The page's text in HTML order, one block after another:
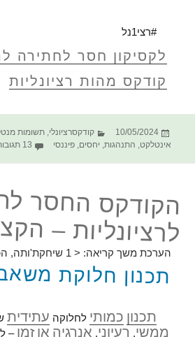
#רצי1נל
לקסיקון חסר לחתירה
קודקס מהות רציונליות
פורסם
בתאריך
10/05/2024 קטגוריות
קודקסרציונלי,תשומות
אינטלקט, התנהגות, יחסים,פיננסי 13 תגובות
הקודקס החסר
לרציונליות –
הערכת משך קריאה: < 1 שיחקת'ותה,
תכנון חלוקת
תכנון כמותי לחלוקה עתידית
ממשי, רעיוני, אנרגיה או זמן – ל